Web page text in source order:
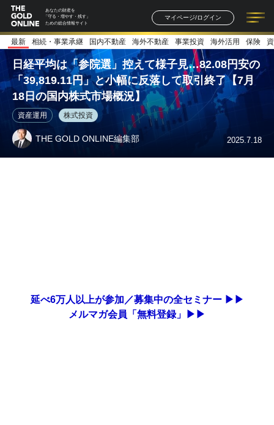
あなたの財産を
「守る・増やす・残す」
ための総合情報サイト
マイページ/ログイン
記事一覧 連載一覧
著者一覧 書籍一覧
最新 相続・事業承継 国内不動産 海外不動産 事業投資 海外活用 保険
日経平均は「参院選」控えて様子見…82.08円安の
「39,819.11円」と小幅に反落して取引終了【7月
18日の国内株式市場概況】
資産運用 株式投資
THE GOLD ONLINE編集部 2025.7.18
延べ6万人以上が参加／募集中の全セミナー ▶▶
メルマガ会員「無料登録」▶▶